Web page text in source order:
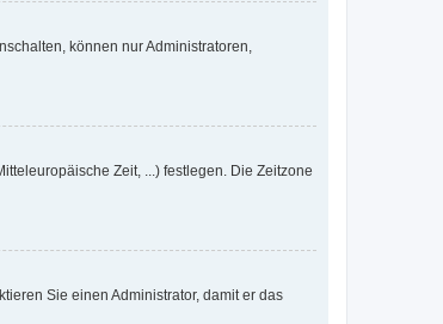
können nur Administratoren,
Zeit, ...) festlegen. Die Zeitzone
Sie einen Administrator, damit er das